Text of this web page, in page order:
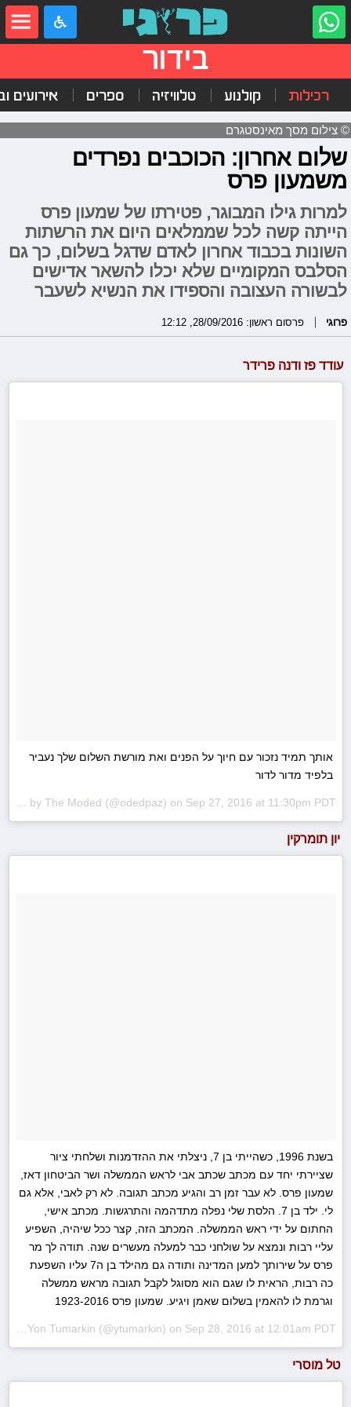
בידור
רכילות קולנוע טלוויזיה ספרים אירועים
© צילום מסך מאינסטגרם
שלום אחרון: הכוכבים נפרדים
משמעון פרס
למרות גילו המבוגר, פטירתו של שמעון פרס
הייתה קשה לכל שממלאים היום את הרשתות
השונות בכבוד אחרון לאדם שדגל בשלום, כך גם
הסלבס המקומיים שלא יכלו להשאר אדישים
לבשורה העצובה והספידו את הנשיא לשעבר
פרוגי פרסום ראשון: 28/09/2016, 12:12
עודד פז ודנה פרידר
אותך תמיד נזכור עם חיוך על הפנים ואת מורשת השלום שלך נעביר
בלפיד מדור לדור
Sep 27, 2016 at 11:30pm PDT
יון תומרקין
בשנת 1996, כשהייתי בן 7, ניצלתי את ההזדמנות ושלחתי ציור
שציירתי יחד עם מכתב שכתב אבי לראש הממשלה ושר הביטחון דאז,
שמעון פרס. לא עבר זמן רב והגיע מכתב תגובה. לא רק לאבי, אלא גם
לי. ילד בן 7. הלסת שלי נפלה מתדהמה והתרגשות. מכתב אישי,
החתום על ידי ראש הממשלה. המכתב הזה, קצר ככל שיהיה, השפיע
עליי רבות ונמצא על שולחני כבר למעלה מעשרים שנה. תודה לך מר
פרס על שירותך למען המדינה ותודה גם מהילד בן ה7 עליו השפעת
כה רבות, הראית לו שגם הוא מסוגל לקבל תגובה מראש ממשלה
וגרמת לו להאמין בשלום שאמן ויגיע. שמעון פרס 1923-2016
Sep 28, 2016 at 12:01am PDT
טל מוסרי